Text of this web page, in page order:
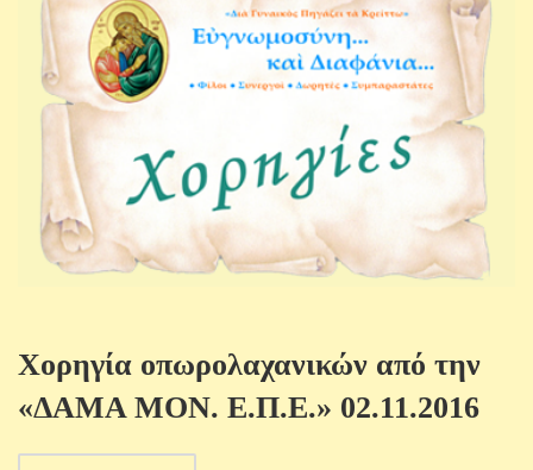
Χορηγία οπωρολαχανικών από την
«ΔΑΜΑ ΜΟΝ. Ε.Π.Ε.» 02.11.2016